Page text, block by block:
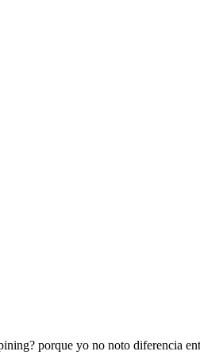
porque yo no noto diferencia